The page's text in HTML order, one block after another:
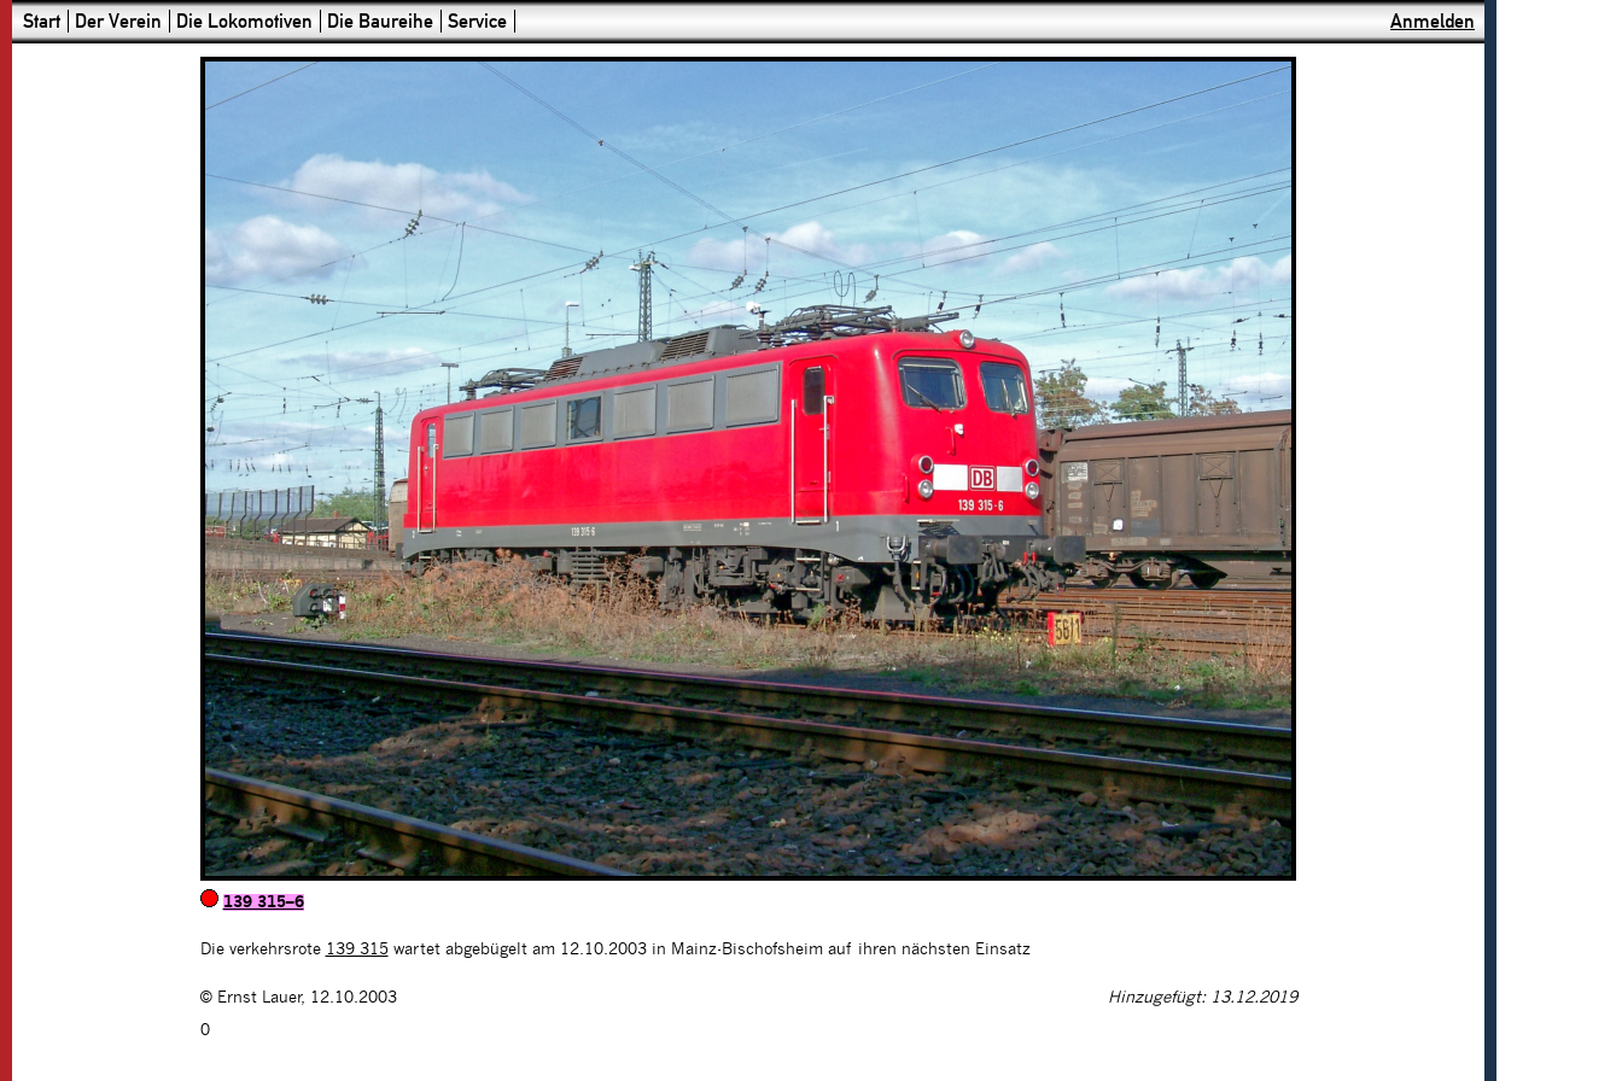
Start Der Verein Die Lokomotiven Die Baureihe Service Anmelden
139 315–6
Die verkehrsrote 139 315wartet abgebügelt am 12.10.2003 in Mainz-Bischofsheim auf ihren nächsten Einsatz
© Ernst Lauer, 12.10.2003
Hinzugefügt: 13.12.2019
0